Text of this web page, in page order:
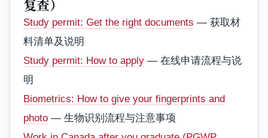
复查）
Study permit: Get the right documents — 获取材
料清单及说明
Study permit: How to apply — 在线申请流程与说
明
Biometrics: How to give your fingerprints and
photo — 生物识别流程与注意事项